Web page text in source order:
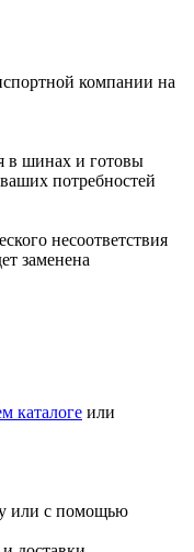
компании на
в шинах и готовы
потребностей
несоответствия
заменена
каталоге или
или с помощью